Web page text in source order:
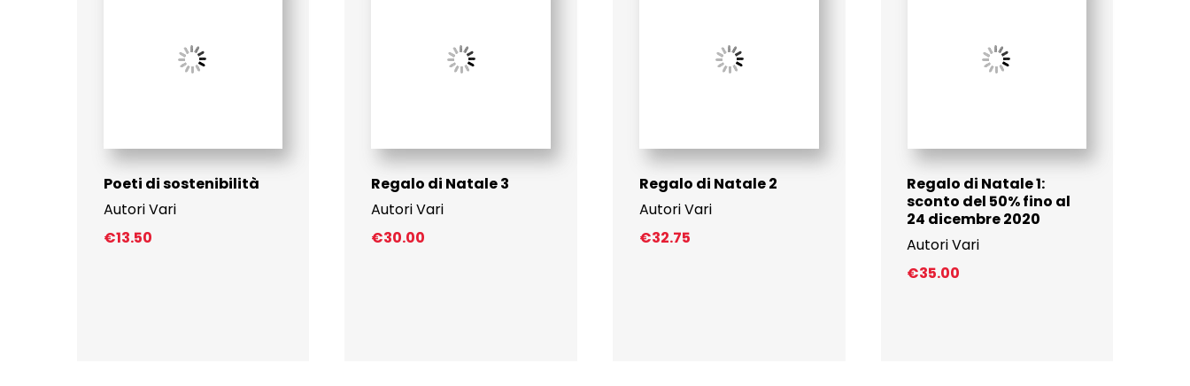
Poeti di sostenibilità
Autori Vari
€13.50
Regalo di Natale 3
Autori Vari
€30.00
Regalo di Natale 2
Autori Vari
€32.75
Regalo di Natale 1:
sconto del 50% fino al
24 dicembre 2020
Autori Vari
€35.00